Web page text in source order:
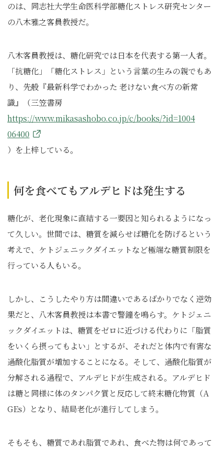
のは、同志社大学生命医科学部糖化ストレス研究センター
の八木雅之客員教授だ。
八木客員教授は、糖化研究では日本を代表する第一人者。
「抗糖化」「糖化ストレス」という言葉の生みの親でもあ
り、先般『最新科学でわかった 老けない食べ方の新常
識』（三笠書房
https://www.mikasashobo.co.jp/c/books/?id=1004
06400
）を上梓している。
何を食べてもアルデヒドは発生する
糖化が、老化現象に直結する一要因と知られるようになっ
て久しい。世間では、糖質を減らせば糖化を防げるという
考えで、ケトジェニックダイエットなど極端な糖質制限を
行っている人もいる。
しかし、こうしたやり方は間違いであるばかりでなく逆効
果だと、八木客員教授は本書で警鐘を鳴らす。ケトジェニ
ックダイエットは、糖質をゼロに近づける代わりに「脂質
をいくら摂ってもよい」とするが、それだと体内で有害な
過酸化脂質が増加することになる。そして、過酸化脂質が
分解される過程で、アルデヒドが生成される。アルデヒド
は糖と同様に体のタンパク質と反応して終末糖化物質（A
GEs）となり、結局老化が進行してしまう。
そもそも、糖質であれ脂質であれ、食べた物は何であって